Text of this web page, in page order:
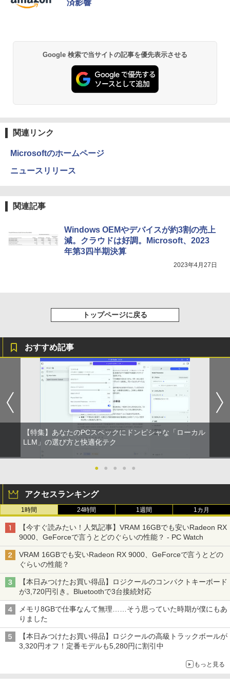
ソコン ノートPC 中古ノートパソコン
異世界居酒屋「のぶ」(22) (角川コミックス・
￥832
スーパーの裏でヤニ吸うふたり 9巻 (デジタル
版ビッグガンガンコミックス)
済影響
Google 検索で当サイトの記事を優先表示させる
関連リンク
Microsoftのホームページ
ニュースリリース
関連記事
Windows OEMやデバイスが約3割の売上
減。クラウドは好調。Microsoft、2023
年第3四半期決算
2023年4月27日
トップページに戻る
おすすめ記事
【特集】あなたのPCスペックにドンピシャな「ローカル
LLM」の選び方と快適化テク
● ● ● ● ●
アクセスランキング
1時間 24時間 1週間 1カ月
【今すぐ読みたい！人気記事】VRAM 16GBでも安いRadeon RX
9000、GeForceで言うとどのぐらいの性能？ - PC Watch
VRAM 16GBでも安いRadeon RX 9000、GeForceで言うとどの
ぐらいの性能？
【本日みつけたお買い得品】ロジクールのコンパクトキーボード
が3,720円引き。Bluetoothで3台接続対応
メモリ8GBで仕事なんて無理……そう思っていた時期が僕にもあ
りました
【本日みつけたお買い得品】ロジクールの高級トラックボールが
3,320円オフ！定番モデルも5,280円に割引中
もっと見る